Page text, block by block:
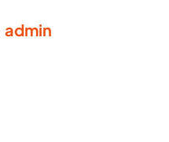
admin